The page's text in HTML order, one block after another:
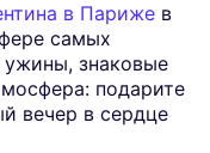
в Париже в
самых
ужины, знаковые
подарите
вечер в сердце